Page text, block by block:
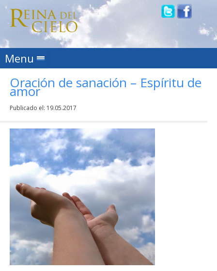
Menu Skip to content
Oración de sanación – Espíritu de
amor
Publicado el: 19.05.2017